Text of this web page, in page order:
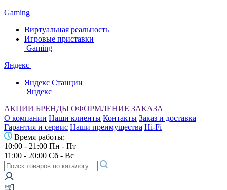
Gaming
Виртуальная реальность
Игровые приставки
Gaming
Яндекс
Яндекс Станции
Яндекс
АКЦИИ БРЕНДЫ ОФОРМЛЕНИЕ ЗАКАЗА
О компании Наши клиенты Контакты Заказ и доставка
Гарантия и сервис Наши преимущества Hi-Fi
Время работы:
10:00 - 21:00 Пн - Пт
11:00 - 20:00 Сб - Вс